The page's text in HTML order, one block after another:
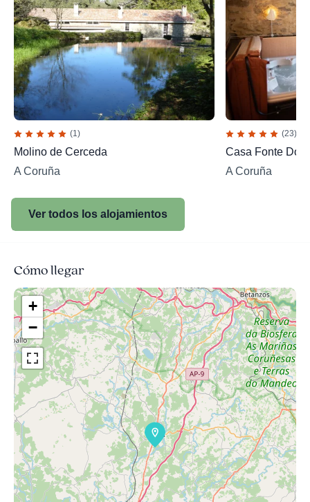
(1)
Molino de Cerceda
A Coruña
(23)
Casa Fonte Do
A Coruña
Ver todos los alojamientos
Cómo llegar
+
−